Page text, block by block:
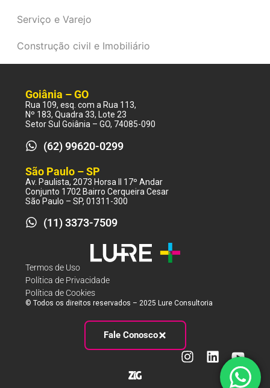
Serviço e Varejo
Construção civil e Imobiliário
Termos de Uso
Política de Privacidade
Política de Cookies
© Todos os direitos reservados – 2025 Lure Consultoria
Goiânia – GO
Rua 109, esq. com a Rua 113,
Nº 183, Quadra 33, Lote 23
Setor Sul Goiânia – GO, 74085-090
(62) 99620-0299
São Paulo – SP
Av. Paulista, 2073 Horsa II 17º Andar
Conjunto 1702 Bairro Cerqueira Cesar
São Paulo – SP, 01311-300
(11) 3373-7509
Fale Conosco